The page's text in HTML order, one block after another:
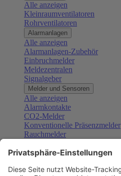
Alle anzeigen
Kleinraumventilatoren
Rohrventilatoren
Alarmanlagen
Alle anzeigen
Alarmanlagen-Zubehör
Einbruchmelder
Meldezentralen
Signalgeber
Melder und Sensoren
Alle anzeigen
Alarmkontakte
CO2-Melder
Konventionelle Präsenzmelder
Rauchmelder
Gefahrenmelder
Türsprechanlagen